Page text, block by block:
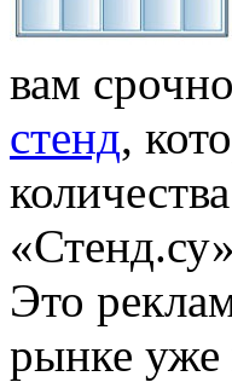
вам
стенд,
Это
рынке уже